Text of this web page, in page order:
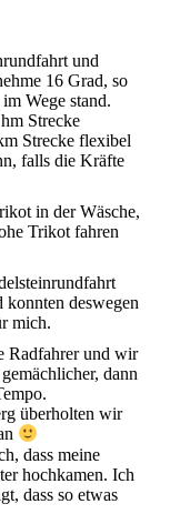
und
16 Grad, so
Wege stand.
Strecke
Strecke flexibel
falls die Kräfte
in der Wäsche,
Trikot fahren
deswegen
mich.
Radfahrer und wir
dann
überholten wir
dass meine
hochkamen. Ich
dass so etwas